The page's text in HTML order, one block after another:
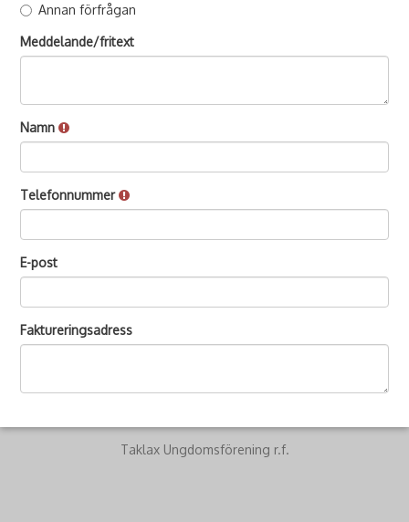
Annan förfrågan
Meddelande/fritext
Namn
Telefonnummer
E-post
Faktureringsadress
Taklax Ungdomsförening r.f.